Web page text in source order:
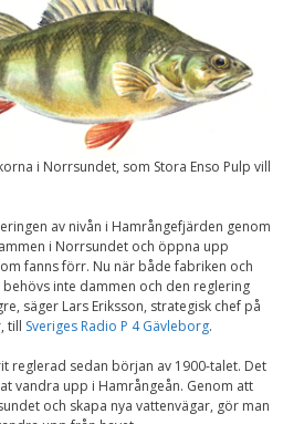
i Norrsundet, som Stora Enso Pulp vill
av nivån i Hamrångefjärden genom
i Norrsundet och öppna upp
fanns förr. Nu när både fabriken och
inte dammen och den reglering
säger Lars Eriksson, strategisk chef på
till Sveriges Radio P 4 Gävleborg.
reglerad sedan början av 1900-talet. Det
vandra upp i Hamrångeån. Genom att
och skapa nya vattenvägar, gör man
bort. De behövs
för att
hemsidan över
huvud taget
ska fungera.
Statistik
För att vi ska
hemsidans
funktionalitet
och
uppbyggnad,
baserat på
hur
används.